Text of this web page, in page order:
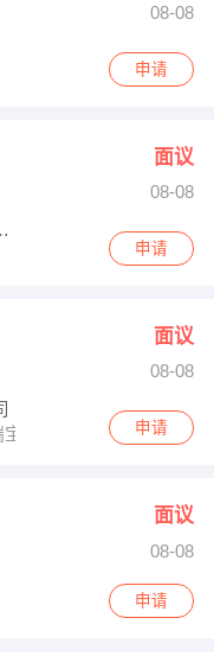
08-08
申请
面议
08-08
程有限公司
申请
面议
08-08
宝东方大厦1601申请
面议
08-08
申请